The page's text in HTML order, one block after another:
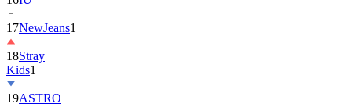
17NewJeans1
18Stray
Kids1
19ASTRO